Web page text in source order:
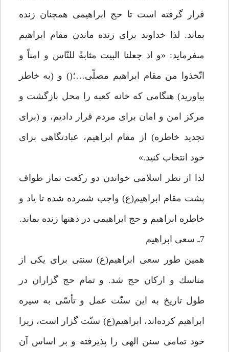
قرار گرفته است تا حج ابراهيمى همچنان زنده
بماند. لذا خداوند براى زنده ماندن مقام ابراهيم
مىفرمايد: «و اذ جعلنا البيت مثابةً للنّاس و امناً و
اتّخذوا من مقام ابراهيم مصلّى…؛() و (به خاطر
بياوريد) هنگامى كه خانه كعبه را محل بازگشت و
مركز امن و امان براى مردم قرار داديم، و (براى
تجديد خاطره) از مقام ابراهيم، عبادتگاهى براى
خود انتخاب كنيد.»
لذا از نظر اسلامى خواندن دو ركعت نماز طواف
پشت مقام ابراهيم(ع) واجب شمرده شده تا ياد و
خاطره ابراهيم و حج ابراهيمى در ذهنها زنده بماند.
7ـ سعى ابراهيم
همين طور سعى ابراهيم(ع) سنتى براى يكى از
مناسك و اركان حج شد. و تمام حج گزاران در
طول تاريخ به اين سنّت عمل و تأسّى به سيره
ابراهيم كرده‌اند، ابراهيم(ع) سنّت گزار است، زيرا
خود تمامى سنن الهى را پذيرفته و بر اساس آن